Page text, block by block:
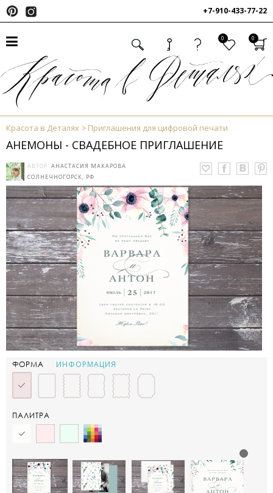
+7-910-433-77-22
0 0
Красота в Деталях Приглашения для цифровой печати
АНЕМОНЫ - СВАДЕБНОЕ ПРИГЛАШЕНИЕ
АВТОР: АНАСТАСИЯ МАКАРОВА
СОЛНЕЧНОГОРСК, РФ
ФОРМА ИНФОРМАЦИЯ
ПАЛИТРА